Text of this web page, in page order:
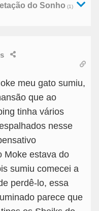
do Sonho (1)
meu gato sumiu,
que ao
tinha vários
nesse
Moke estava do
sumiu comecei a
perdê-lo, essa
parece que